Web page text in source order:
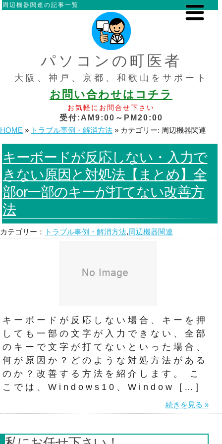
周辺機器関連の記事一覧
パソコンの町医者
大阪、神戸、京都、和歌山をサポート
お問い合わせはコチラ
お気軽にお問合せ下さい
受付:AM9:00～PM20:00
HOME » トラブル事例・解消方法 » カテゴリー: 周辺機器関連
キーボードが反応しない・入力で
きない原因と対処法【まとめ】全
部or一部のキーが打てない改善方
法
カテゴリー： トラブル事例・解消方法,周辺機器関連
キーボードが反応しない場合、キーを押
しても一部の文字が入力できない、全部
のキーで文字が打てないといった場合、
何が原因か？どのような対処方法がある
のか？改善する方法を紹介します。 こ
こでは、Windows10、Window […]
続きを見る »